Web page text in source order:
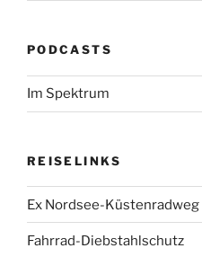
PODCASTS
Im Spektrum
REISELINKS
Ex Nordsee-
Fahrrad-Diebstahlschutz